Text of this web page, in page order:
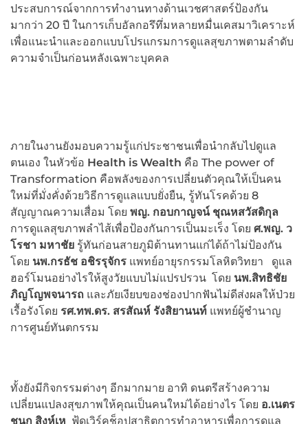
ประสบการณ์จากการทำงานทางด้านเวชศาสตร์ป้องกัน
มากว่า 20 ปี ในการเก็บอัลกอรึทึ่มหลายหมื่นเคสมาวิเคราะห์
เพื่อแนะนำและออกแบบโปรแกรมการดูแลสุขภาพตามลำดับ
ความจำเป็นก่อนหลังเฉพาะบุคคล
ภายในงานยังมอบความรู้แก่ประชาชนเพื่อนำกลับไปดูแล
ตนเอง ในหัวข้อ Health is Wealth คือ The power of
Transformation คือพลังของการเปลี่ยนตัวคุณให้เป็นคน
ใหม่ที่มั่งคั่งด้วยวิธีการดูแลแบบยั่งยืน, รู้ทันโรคด้วย 8
สัญญาณความเสื่อม โดย พญ. กอบกาญจน์ ชุณหสวัสดิกุล
การดูแลสุขภาพลำไส้เพื่อป้องกันการเป็นมะเร็ง โดย ศ.พญ. ว
โรชา มหาชัย รู้ทันก่อนสายภูมิต้านทานแก่ได้ถ้าไม่ป้องกัน
โดย นพ.กรธัช อชิรรุจักร แพทย์อายุรกรรมโลหิตวิทยา ดูแล
ฮอร์โมนอย่างไรให้สูงวัยแบบไม่แปรปรวน โดย นพ.สิทธิชัย
ภิญโญพจนารถ และภัยเงียบของช่องปากฟันไม่ดีส่งผลให้ป่วย
เรื้อรังโดย รศ.ทพ.ดร. สรสัณห์ รังสิยานนท์ แพทย์ผู้ชำนาญ
การศูนย์ทันตกรรม
ทั้งยังมีกิจกรรมต่างๆ อีกมากมาย อาทิ ดนตรีสร้างความ
เปลี่ยนแปลงสุขภาพให้คุณเป็นคนใหม่ได้อย่างไร โดย อ.เนตร
ชนก สิงห์เห ฟู้ดเวิร์คช็อปสาธิตการทำอาหารเพื่อการดูแล